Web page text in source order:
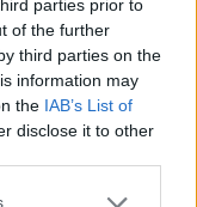
parties prior to
of the further
third parties on the
information may
the IAB’s List of
disclose it to other